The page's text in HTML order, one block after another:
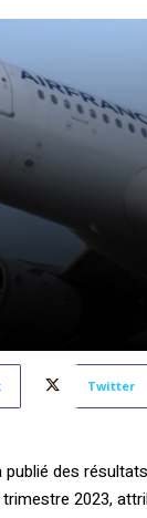
Twitter
des
2023,